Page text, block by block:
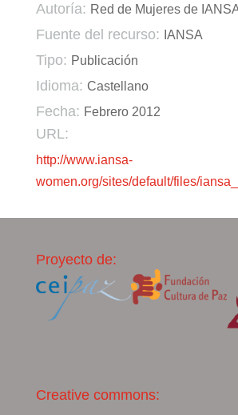
Autoría: Red de Mujeres de
Fuente del recurso: IANSA
Tipo: Publicación
Idioma: Castellano
Fecha: Febrero 2012
URL:
http://www.iansa-
women.org/sites/default/files/
Proyecto de:
Creative commons: